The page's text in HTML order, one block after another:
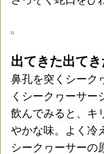
出てきた出てき
鼻孔を突くシーク
くシークヮーサー
飲んでみると、キ
やかな味。よく冷
シークヮーサーの